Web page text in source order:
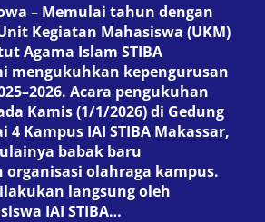
– Memulai tahun dengan
Kegiatan Mahasiswa (UKM)
Agama Islam STIBA
mengukuhkan kepengurusan
Acara pengukuhan
Kamis (1/1/2026) di Gedung
Kampus IAI STIBA Makassar,
babak baru
organisasi olahraga kampus.
langsung oleh
IAI STIBA…